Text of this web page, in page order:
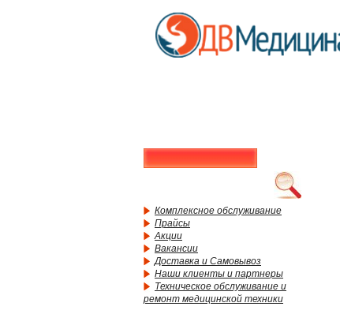
Комплексное обслуживание
Прайсы
Акции
Вакансии
Доставка и Самовывоз
Наши клиенты и партнеры
Техническое обслуживание и
ремонт медицинской техники